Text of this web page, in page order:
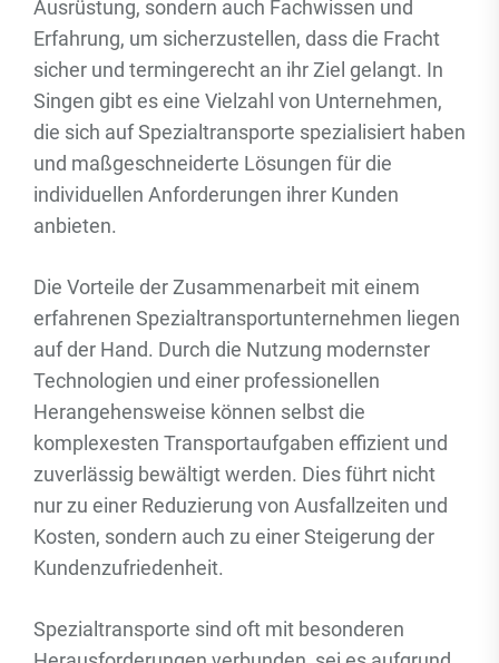
Ausrüstung, sondern auch Fachwissen und
Erfahrung, um sicherzustellen, dass die Fracht
sicher und termingerecht an ihr Ziel gelangt. In
Singen gibt es eine Vielzahl von Unternehmen,
die sich auf Spezialtransporte spezialisiert haben
und maßgeschneiderte Lösungen für die
individuellen Anforderungen ihrer Kunden
anbieten.
Die Vorteile der Zusammenarbeit mit einem
erfahrenen Spezialtransportunternehmen liegen
auf der Hand. Durch die Nutzung modernster
Technologien und einer professionellen
Herangehensweise können selbst die
komplexesten Transportaufgaben effizient und
zuverlässig bewältigt werden. Dies führt nicht
nur zu einer Reduzierung von Ausfallzeiten und
Kosten, sondern auch zu einer Steigerung der
Kundenzufriedenheit.
Spezialtransporte sind oft mit besonderen